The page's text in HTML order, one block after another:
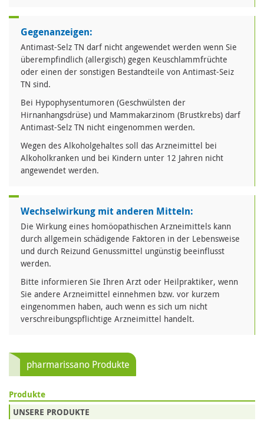
Gegenanzeigen:
Antimast-Selz TN darf nicht angewendet werden wenn Sie
überempfindlich (allergisch) gegen Keuschlammfrüchte
oder einen der sonstigen Bestandteile von Antimast-Seiz
TN sind.
Bei Hypophysentumoren (Geschwülsten der
Hirnanhangsdrüse) und Mammakarzinom (Brustkrebs) darf
Antimast-Selz TN nicht eingenommen werden.
Wegen des Alkoholgehaltes soll das Arzneimittel bei
Alkoholkranken und bei Kindern unter 12 Jahren nicht
angewendet werden.
Wechselwirkung mit anderen Mitteln:
Die Wirkung eines homöopathischen Arzneimittels kann
durch allgemein schädigende Faktoren in der Lebensweise
und durch Reizund Genussmittel ungünstig beeinflusst
werden.
Bitte informieren Sie Ihren Arzt oder Heilpraktiker, wenn
Sie andere Arzneimittel einnehmen bzw. vor kurzem
eingenommen haben, auch wenn es sich um nicht
verschreibungspflichtige Arzneimittel handelt.
pharmarissano Produkte
Produkte
UNSERE PRODUKTE